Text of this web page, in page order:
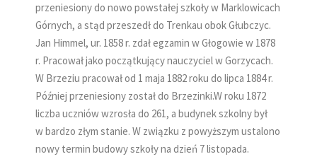
przeniesiony do nowo powstałej szkoły w Marklowicach
Górnych, a stąd przeszedł do Trenkau obok Głubczyc.
Jan Himmel, ur. 1858 r. zdał egzamin w Głogowie w 1878
r. Pracował jako początkujący nauczyciel w Gorzycach.
W Brzeziu pracował od 1 maja 1882 roku do lipca 1884 r.
Później przeniesiony został do Brzezinki.W roku 1872
liczba uczniów wzrosła do 261, a budynek szkolny był
w bardzo złym stanie. W związku z powyższym ustalono
nowy termin budowy szkoły na dzień 7 listopada.